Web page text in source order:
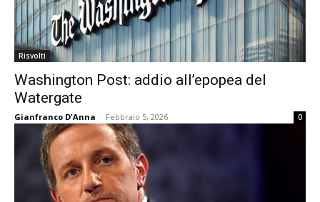
Risvolti
Washington Post: addio all’epopea del
Watergate
Gianfranco D'Anna - Febbraio 5, 2026 0